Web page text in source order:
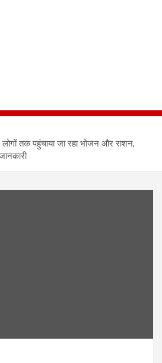
तक पहुंचाया जा रहा भोजन और राशन,